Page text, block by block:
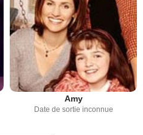
Amy
Date de sortie inconnue